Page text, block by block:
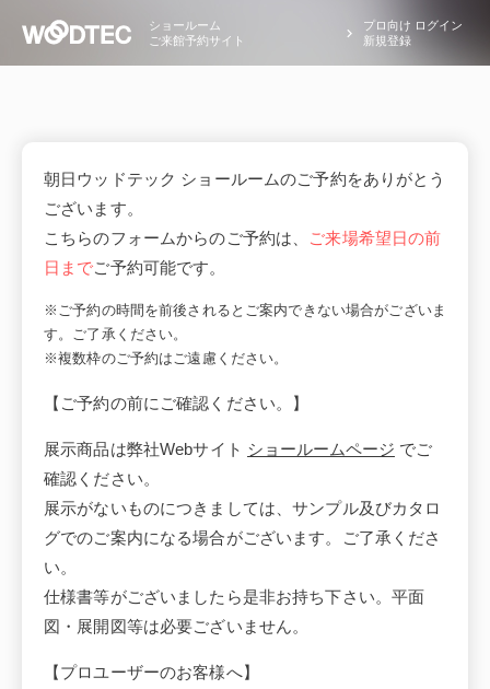
ショールーム
ご来館予約サイト
プロ向け ログイン
新規登録
朝日ウッドテック ショールームのご予約をありがとう
ございます。
こちらのフォームからのご予約は、
ご来場希望日の前
日までご予約可能です。
※ご予約の時間を前後されるとご案内できない場合がございま
す。ご了承ください。
※複数枠のご予約はご遠慮ください。
【ご予約の前にご確認ください。】
展示商品は弊社Webサイト ショールームページ でご
確認ください。
展示がないものにつきましては、サンプル及びカタロ
グでのご案内になる場合がございます。ご了承くださ
い。
仕様書等がございましたら是非お持ち下さい。平面
図・展開図等は必要ございません。
【プロユーザーのお客様へ】